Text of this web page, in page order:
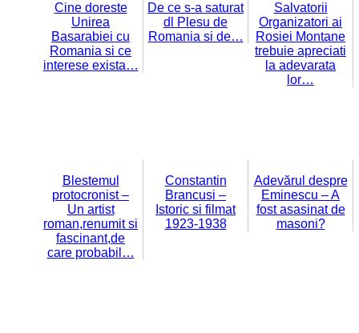
Cine doreste
Unirea
Basarabiei cu
Romania si ce
interese exista…
De ce s-a saturat
dl Plesu de
Romania si de…
Salvatorii
Organizatori ai
Rosiei Montane
trebuie apreciati
la adevarata
lor…
Blestemul
protocronist –
Un artist
roman,renumit si
fascinant,de
care probabil…
Constantin
Brancusi –
Istoric si filmat
1923-1938
Adevărul despre
Eminescu – A
fost asasinat de
masoni?